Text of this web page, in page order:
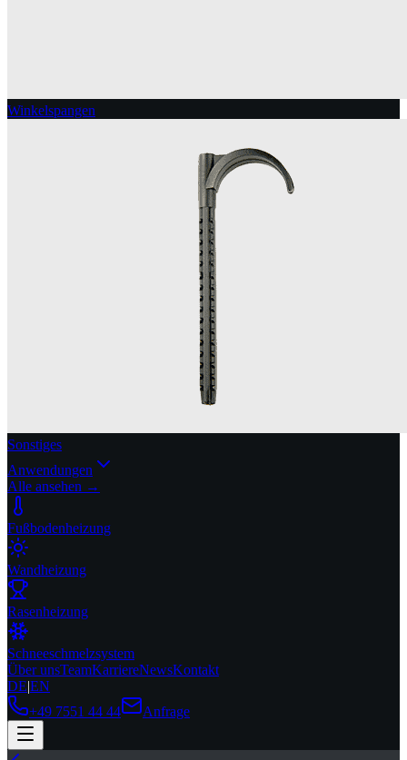
Winkelspangen
Sonstiges
Anwendungen
Alle ansehen →
Fußbodenheizung
Wandheizung
Rasenheizung
Schneeschmelzsystem
Über unsTeamKarriereNewsKontakt
DE|EN
+49 7551 44 44
Anfrage